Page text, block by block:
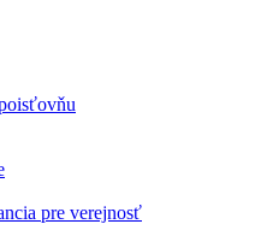
pre verejnosť